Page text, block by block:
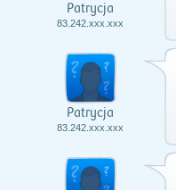
Patrycja
83.242.xxx.xxx
Patrycja
83.242.xxx.xxx